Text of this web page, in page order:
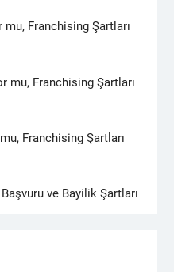
Franchising Şartları
mu, Franchising Şartları
Franchising Şartları
ve Bayilik Şartları